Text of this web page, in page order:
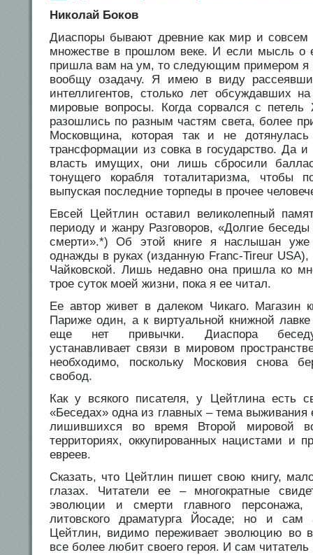
Николай Боков
Диаспоры бывают древние как мир и
множестве в прошлом веке. И если мысль о
пришла вам на ум, то следующим примером я
вообщу озадачу. Я имею в виду
интеллигентов, столько лет обсуждавших
мировые вопросы. Когда сорвался с
разошлись по разным частям света, более
Московщина, которая так и не
трансформации из совка в государство. Да
власть имущих, они лишь сбросили
тонущего корабля тоталитаризма, чтобы
выпуская последние торпеды в прочее
Евсей Цейтлин оставил великолепный
периоду и жанру Разговоров, «Долгие
смерти».*) Об этой книге я наслышан уже
однажды в руках (изданную Franc-Tireur
Чайковской. Лишь недавно она пришла ко
трое суток моей жизни, пока я ее читал.
Ее автор живет в далеком Чикаго. Магазин
Париже один, а к виртуальной книжной
еще нет привычки. Диаспора
устанавливает связи в мировом
необходимо, поскольку Московия снова
свобод.
Как у всякого писателя, у Цейтлина есть
«Беседах» одна из главных – тема выживания
лишившихся во время Второй мировой
территориях, оккупированных нацистами и
евреев.
Сказать, что Цейтлин пишет свою книгу,
глазах. Читатели ее – многократные
эволюции и смерти главного персонажа,
литовского драматурга Йосаде; но и сам
Цейтлин, видимо переживает эволюцию во
все более любит своего героя. И сам читатель